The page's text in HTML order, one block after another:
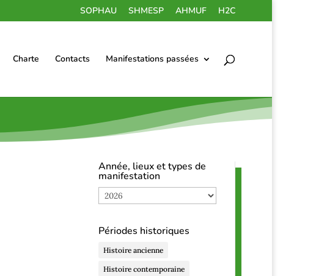
SOPHAU SHMESP AHMUF H2C
Charte Contacts Manifestations passées
Année, lieux et types de
manifestation
Année,
lieux
types
de
Périodes historiques
Histoire ancienne
Histoire contemporaine